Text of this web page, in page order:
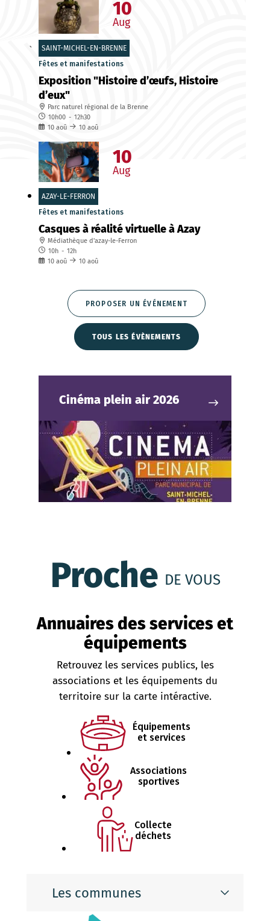
SAINT-MICHEL-EN-BRENNE
Fêtes et manifestations
Exposition "Histoire d’œufs, Histoire
d’eux"
Parc naturel régional de la Brenne
10h00 - 12h30
10 aoû 10 aoû
10
Aug
AZAY-LE-FERRON
Fêtes et manifestations
Casques à réalité virtuelle à Azay
Médiathèque d'azay-le-Ferron
10h - 12h
10 aoû 10 aoû
10
Aug
PROPOSER UN ÉVÉNEMENT
TOUS LES ÉVÈNEMENTS
Cinéma plein air 2026
DE VOUS
Proche
Annuaires des services et
équipements
Retrouvez les services publics, les
associations et les équipements du
territoire sur la carte intéractive.
Équipements
et services
Associations
sportives
Collecte
déchets
Les communes